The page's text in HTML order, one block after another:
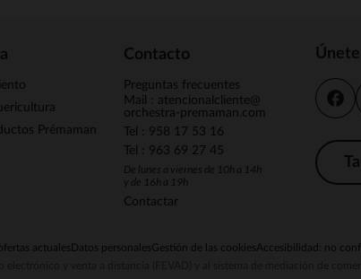
Prémaman
Contacto
Preguntas frecuentes
Mail : atencionalcliente@
orchestra-premaman.com
Tel : 958 17 53 16
Tel : 963 69 27 45
De lunes a viernes de 10h a 14h
y de 16h a 19h
Contactar
actuales Datos personalesGestión de las cookiesAccesibilidad: no